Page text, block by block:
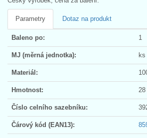
Parametry Dotaz na produkt
Baleno po: 1
MJ (měrná jednotka): ks
Materiál:
Hmotnost: 28
Číslo celního sazebníku:
Čárový kód (EAN13):